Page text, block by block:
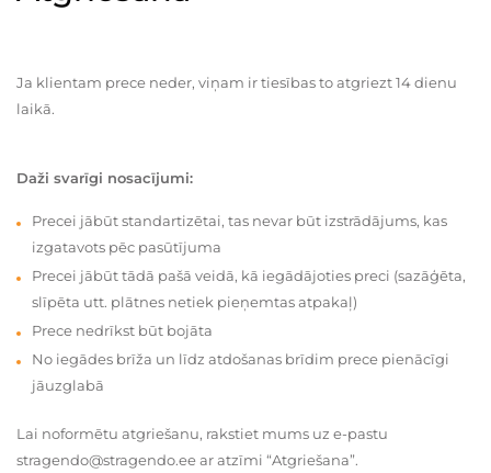
Ja klientam prece neder, viņam ir tiesības to atgriezt 14 dienu
laikā.
Daži svarīgi nosacījumi:
Precei jābūt standartizētai, tas nevar būt izstrādājums, kas
izgatavots pēc pasūtījuma
Precei jābūt tādā pašā veidā, kā iegādājoties preci (sazāģēta,
slīpēta utt. plātnes netiek pieņemtas atpakaļ)
Prece nedrīkst būt bojāta
No iegādes brīža un līdz atdošanas brīdim prece pienācīgi
jāuzglabā
Lai noformētu atgriešanu, rakstiet mums uz e-pastu
stragendo@stragendo.ee ar atzīmi “Atgriešana”.